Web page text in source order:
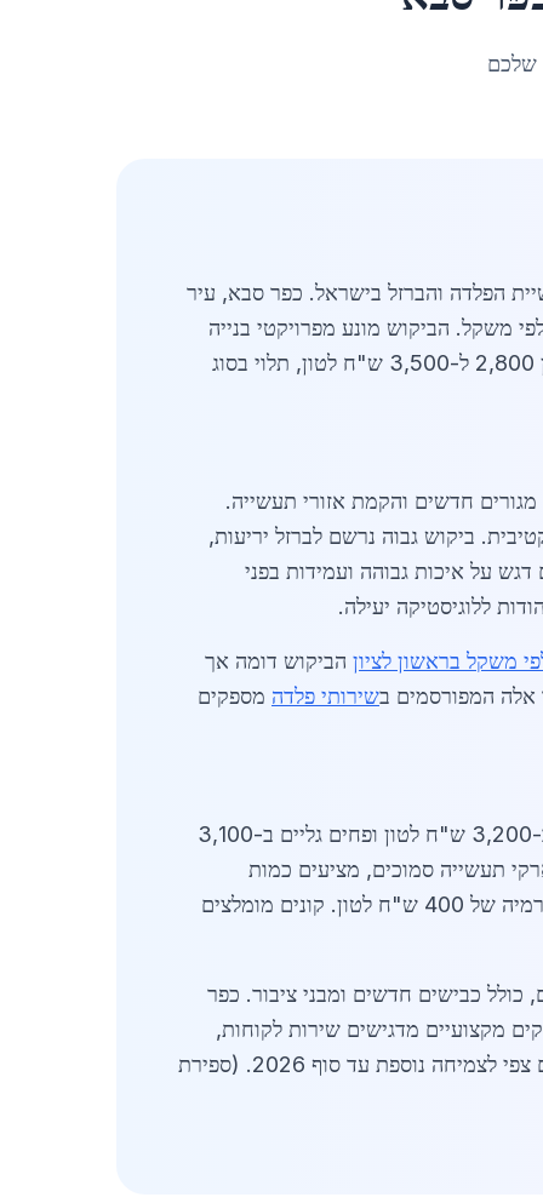
שלכם
הפלדה והברזל בישראל. כפר סבא, עיר
גובר בברזל לפי משקל. הביקוש מונע מפרויקטי בנייה
רחבי היקף, הרחבת תשתיות והתפתחות תעשייתית. בשנת 2026, מחירי הברזל לפי משקל בכפר סבא נעים בין 2,800 ל-3,500 ש"ח לטון, תלוי בסוג
בגלל פרויקטי מגורים חדשים והקמת אזורי תעשייה.
ביקוש גבוה נרשם לברזל יריעות,
על איכות גבוהה ועמידות בפני
משקל בראשון לציון הביקוש דומה אך
אלה המפורסמים בשירותי פלדה מספקים
באפריל 2026, מחירי ברזל לפי משקל בכפר סבא כוללים: יריעות ברזל ב-2,950 ש"ח לטון, מוטות מקבילים ב-3,200 ש"ח לטון ופחים גליים ב-3,100
תעשייה סמוכים, מציעים כמות
שונים יש התאמות מחיר, כגון ברזל מגולוון בפרמיה של 400 ש"ח לטון. קונים מומלצים
כבישים חדשים ומבני ציבור. כפר
מקצועיים מדגישים שירות לקוחות,
כולל ייעוץ טכני. בשורה התחתונה, ברזל לפי משקל בכפר סבא מציע ערך גבוה לקונים גדולים וקטנים כאחד, עם צפי לצמיחה נוספת עד סוף 2026. (ספירת